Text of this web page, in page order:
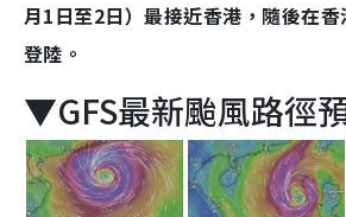
月1日至2日）最接近香港，隨後在
登陸。
▼GFS最新颱風路徑